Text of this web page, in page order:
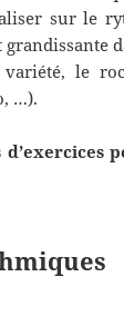
sur le
le
…).
d’exercices